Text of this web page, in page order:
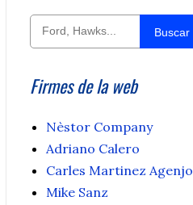
Buscar
Firmes de la web
Nèstor Company
Adriano Calero
Carles Martinez Agenjo
Mike Sanz